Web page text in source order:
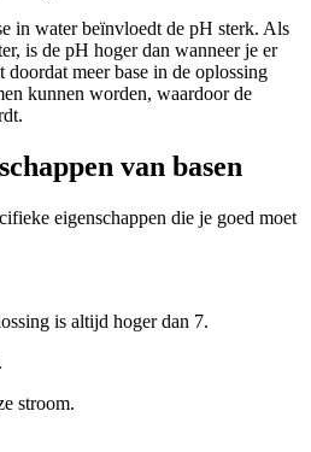
in water beïnvloedt de pH sterk. Als
is de pH hoger dan wanneer je er
meer base in de oplossing
kunnen worden, waardoor de
van basen
eigenschappen die je goed moet
is altijd hoger dan 7.
stroom.